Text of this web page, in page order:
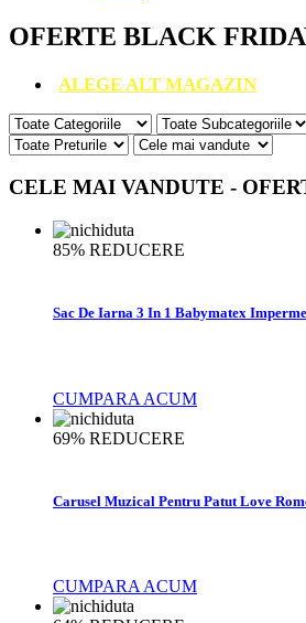
OFERTE BLACK
ALEGE ALT MAGAZIN
CELE MAI VANDUTE -
85% REDUCERE
Sac De Iarna 3 In 1 Babymatex
CUMPARA ACUM
69% REDUCERE
Carusel Muzical Pentru Patut Love
CUMPARA ACUM